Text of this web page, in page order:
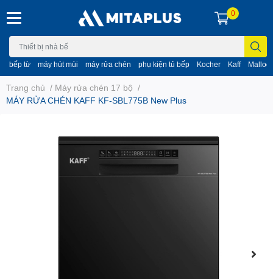
bếp từ máy hút mùi máy rửa chén phụ kiện tủ bếp Kocher Kaff
0
Trang chủ / Máy rửa chén 17 bộ /
MÁY RỬA CHÉN KAFF KF-SBL775B New Plus